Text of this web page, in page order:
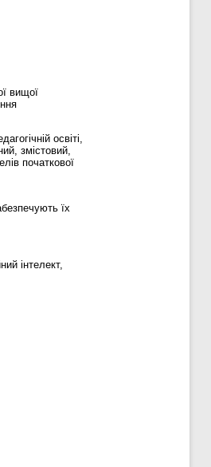
вищої
освіті,
змістовий,
початкової
їх
інтелект,